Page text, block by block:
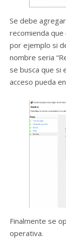
Se debe
recomienda
por ejemplo si
nombre seria
se busca que si
acceso pueda
Finalmente se
operativa.